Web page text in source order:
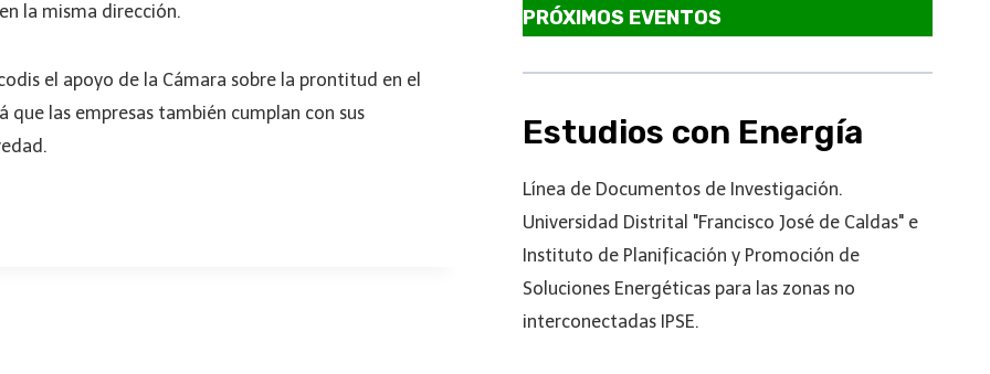
la misma dirección.
el apoyo de la Cámara sobre la prontitud en el
que las empresas también cumplan con sus
PRÓXIMOS EVENTOS
Estudios con Energía
Línea de Documentos de Investigación.
Universidad Distrital "Francisco José de Caldas" e
Instituto de Planificación y Promoción de
Soluciones Energéticas para las zonas no
interconectadas IPSE.